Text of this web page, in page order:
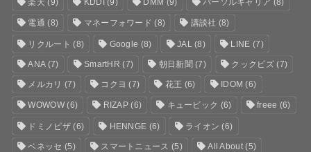
楽天 (9) KDDI (9) DMM (9) パーソルキャリア (8)
電通 (8) マネーフォワード (8) 講談社 (8)
リクルート (8) Google (8) JAL (8) LINE (7)
ANA(7) SmartHR (7) 朝日新聞 (7) クックビズ(7)
メルカリ (7) コクヨ (7) 花王 (6) IDOM (6)
WOWOW(6) RIZAP (6) キュービック (6) freee (6)
ドミノピザ(6) HENNGE (6) ライオン (6)
ベネッセ (5) スマートニュース (5) All About(5)